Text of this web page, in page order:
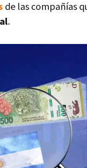
de las compañías
.